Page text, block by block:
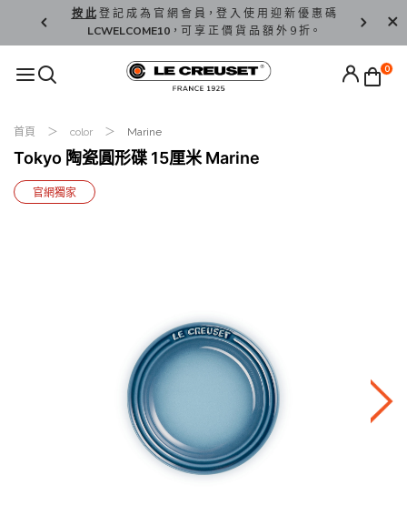
按 此登 記 成 為 官 網 會 員，登 入 使 用 迎 新 優 惠 碼
LCWELCOME10，可 享 正 價 貨 品 額 外 9 折。
香 港 / 澳
0
首頁 color Marine
Tokyo 陶瓷圓形碟 15厘米 Marine
官網獨家